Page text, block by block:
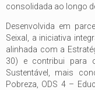
consolidada ao longo
Desenvolvida em
Seixal, a iniciativa
alinhada com a
30) e contribui para
Sustentável, mais
Pobreza, ODS 4 –